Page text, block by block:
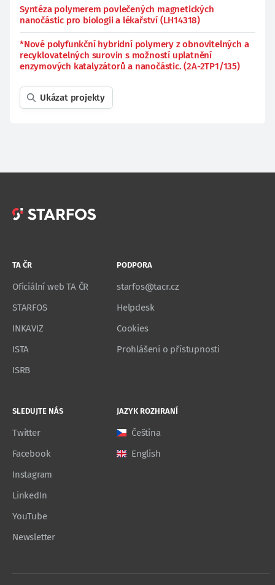
Syntéza polymerem povlečených magnetických
nanočástic pro biologii a lékařství (LH14318)
*Nové polyfunkční hybridní polymery z obnovitelných a
recyklovatelných surovin s možností uplatnění
enzymových katalyzátorů a nanočástic. (2A-2TP1/135)
Ukázat projekty
TA ČR
Oficiální web TA ČR
STARFOS
INKAVIZ
ISTA
ISRB
PODPORA
starfos@tacr.cz
Helpdesk
Cookies
Prohlášení o přístupnosti
SLEDUJTE NÁS
Twitter
Facebook
Instagram
LinkedIn
YouTube
Newsletter
JAZYK ROZHRANÍ
Čeština
English